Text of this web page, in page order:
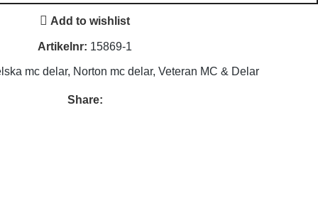
Add to wishlist
Artikelnr: 15869-1
mc delar, Norton mc delar, Veteran MC & Delar
Share: